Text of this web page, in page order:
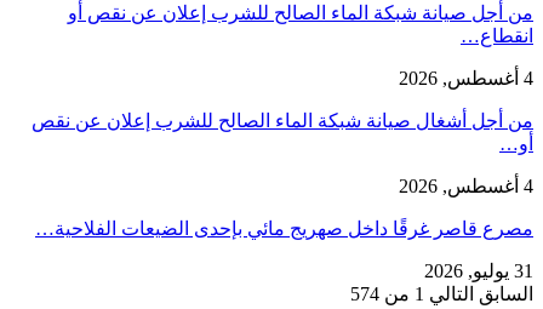
من أجل صيانة شبكة الماء الصالح للشرب إعلان عن نقص أو
انقطاع…
4 أغسطس, 2026
من أجل أشغال صيانة شبكة الماء الصالح للشرب إعلان عن نقص
أو…
4 أغسطس, 2026
مصرع قاصر غرقًا داخل صهريج مائي بإحدى الضيعات الفلاحية…
31 يوليو, 2026
السابق التالي 1 من 574